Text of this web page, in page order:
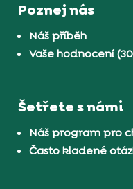
Poznej nás
Náš příběh
Vaše hodnocení
Šetřete s námi
Náš program pro
Často kladené